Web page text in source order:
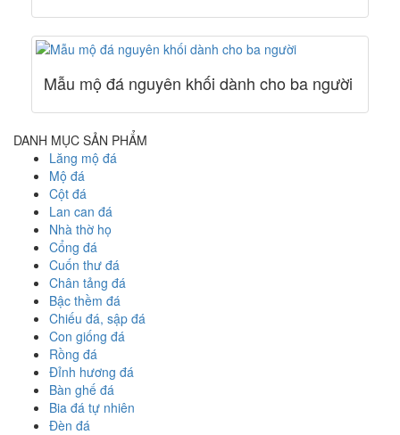
Mẫu mộ đá nguyên khối dành cho ba người
DANH MỤC SẢN PHẨM
Lăng mộ đá
Mộ đá
Cột đá
Lan can đá
Nhà thờ họ
Cổng đá
Cuốn thư đá
Chân tảng đá
Bậc thềm đá
Chiếu đá, sập đá
Con giống đá
Rồng đá
Đỉnh hương đá
Bàn ghế đá
Bia đá tự nhiên
Đèn đá